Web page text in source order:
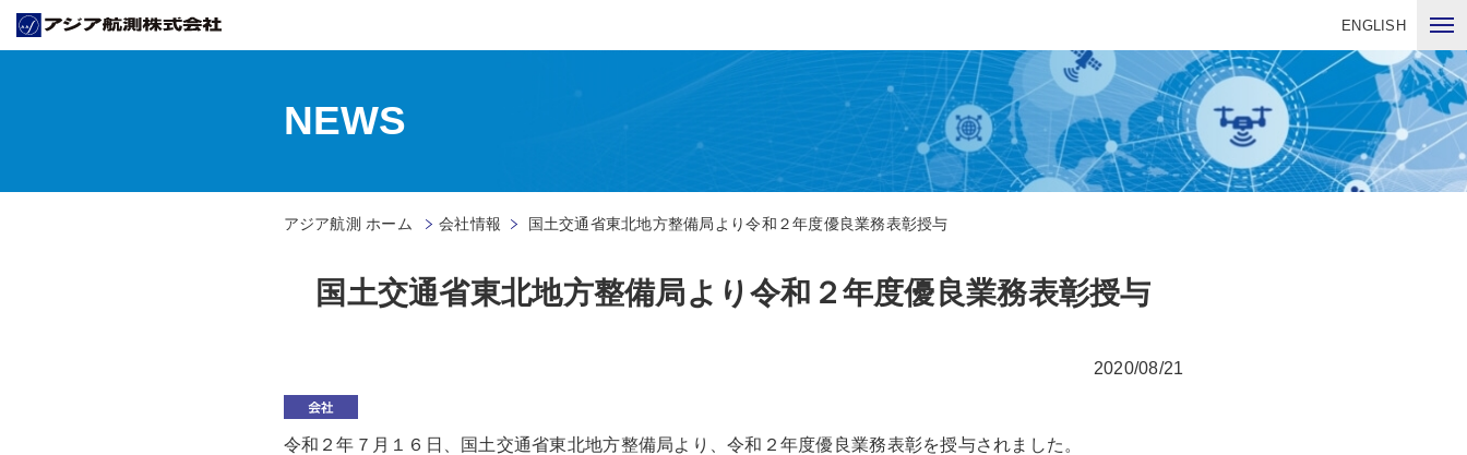
ENGLISH
NEWS
アジア航測 ホーム 会社情報 国土交通省東北地方整備局より令和２年度優良業務表彰授与
国土交通省東北地方整備局より令和２年度優良業務表彰授与
2020/08/21
令和２年７月１６日、国土交通省東北地方整備局より、令和２年度優良業務表彰を授与されました。